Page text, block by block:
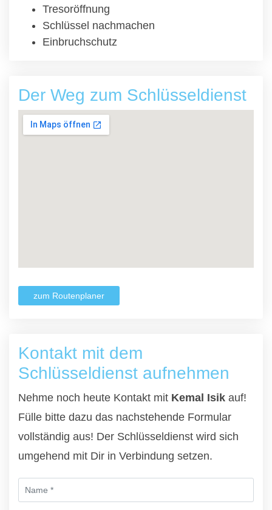
Tresoröffnung
Schlüssel nachmachen
Einbruchschutz
Der Weg zum Schlüsseldienst
zum Routenplaner
Kontakt mit dem
Schlüsseldienst aufnehmen
Nehme noch heute Kontakt mit Kemal Isik auf!
Fülle bitte dazu das nachstehende Formular
vollständig aus! Der Schlüsseldienst wird sich
umgehend mit Dir in Verbindung setzen.